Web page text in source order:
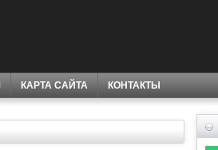
КАРТА САЙТА КОНТАКТЫ